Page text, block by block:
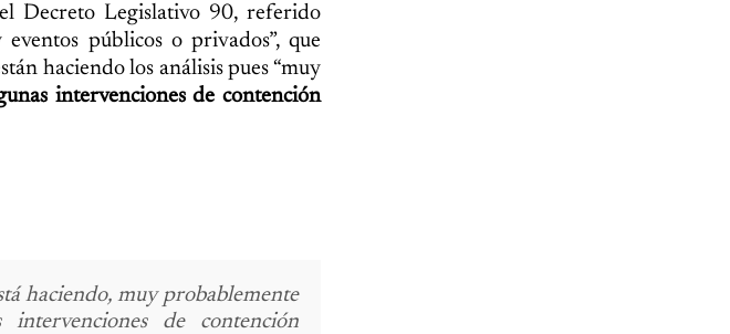
Decreto Legislativo 90, referido
públicos o privados”, que
haciendo los análisis pues “muy
intervenciones de contención
haciendo, muy probablemente
de contención